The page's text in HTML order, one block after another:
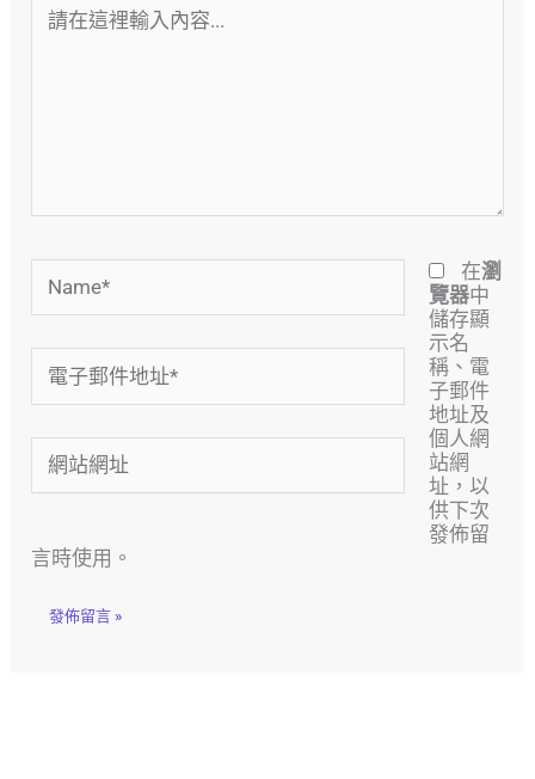
在瀏
覽器中
儲存顯
示名
稱、電
子郵件
地址及
個人網
站網
址，以
供下次
發佈留
言時使用。